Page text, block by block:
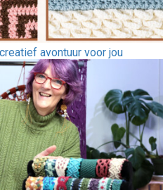
avontuur voor jou